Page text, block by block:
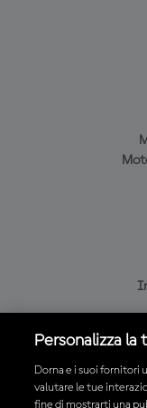
Personalizza la
Dorna e i suoi fornitori
valutare le tue
fine di mostrarti una